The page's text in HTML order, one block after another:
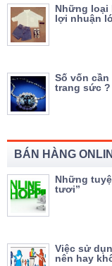
Những loại
lợi nhuận
Số vốn
trang sức ?
BÁN HÀNG
Những
tươi”
Việc sử
nên hay